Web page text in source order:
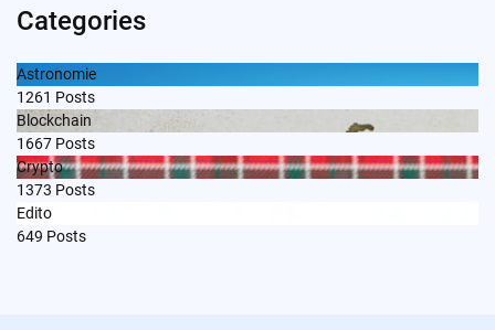
Categories
Astronomie
1261 Posts
Blockchain
1667 Posts
Crypto
1373 Posts
Edito
649 Posts